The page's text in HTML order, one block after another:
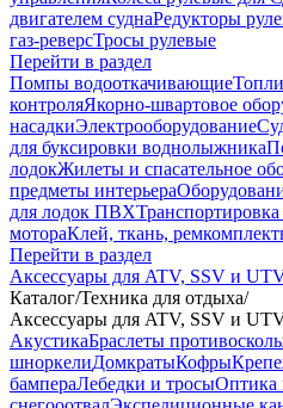
двигателем суднаРедукторы
газ-реверсТросы рулевые
Перейти в раздел
Помпы водооткачивающие
контроляЯкорно-швартовое
насадкиЭлектрооборудование
для буксировки воднолыжника
лодокЖилеты и спасательное
предметы интерьера
для лодок ПВХ
мотораКлей, ткань,
Перейти в раздел
Аксессуары для ATV, SSV и
Каталог/Техника для отдыха/
Аксессуары для ATV, SSV и
АкустикаБраслеты
шноркелиДомкратыКофры
бампераЛебедки и тросыОптика